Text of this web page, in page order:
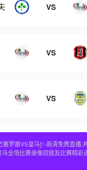
VS
VS
VS
罗那VS皇马]✨高清免费直
全场比赛录像回放及比赛精彩